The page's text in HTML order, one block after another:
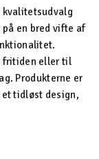
kvalitetsudvalg
en bred vifte af
fritiden eller til
Produkterne er
et tidløst design,